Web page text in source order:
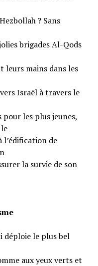
? Sans
brigades Al-Qods
leurs mains dans les
Israël à travers le
les plus jeunes,
l’édification de
la survie de son
déploie le plus bel
aux yeux verts et